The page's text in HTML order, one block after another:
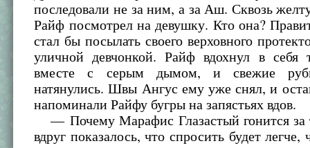
последовали не за ним, а за Аш. Сквозь
Райф посмотрел на девушку. Кто она?
стал бы посылать своего верховного
уличной девчонкой. Райф вдохнул в себя
вместе с серым дымом, и свежие
натянулись. Швы Ангус ему уже снял, и
напоминали Райфу бугры на запястьях вдов.
— Почему Марафис Глазастый гонится
вдруг показалось, что спросить будет